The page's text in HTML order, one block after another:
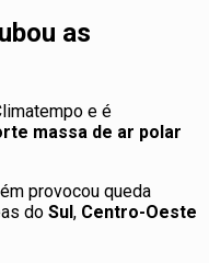
as
e é
massa de ar polar
provocou queda
do Sul, Centro-Oeste